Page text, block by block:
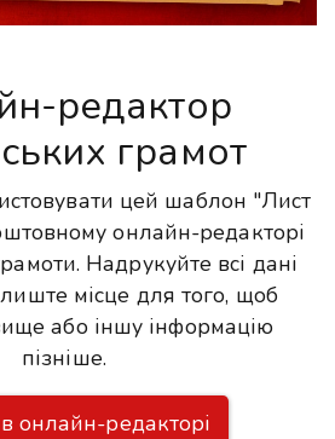
редактор
грамот
цей шаблон "Лист
онлайн-редакторі
Надрукуйте всі дані
місце для того, щоб
або іншу інформацію
пізніше.
онлайн-редакторі